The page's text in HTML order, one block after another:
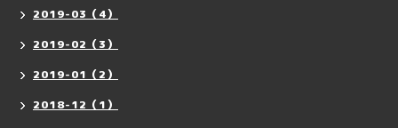
2019-03（4）
2019-02（3）
2019-01（2）
2018-12（1）